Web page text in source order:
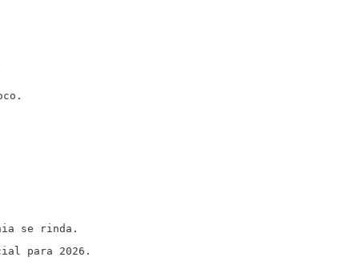
se rinda.
para 2026.